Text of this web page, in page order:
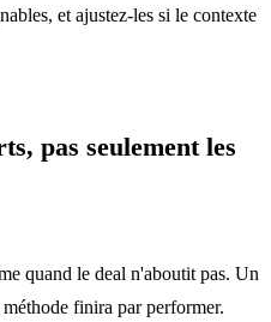
et ajustez-les si le contexte
pas seulement les
quand le deal n'aboutit pas. Un
finira par performer.